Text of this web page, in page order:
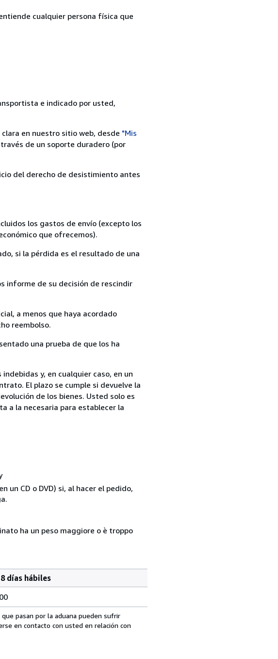
cualquier persona física que
e indicado por usted,
en nuestro sitio web, desde "Mis
de un soporte duradero (por
del derecho de desistimiento antes
los gastos de envío (excepto los
que ofrecemos).
si la pérdida es el resultado de una
informe de su decisión de rescindir
a menos que haya acordado
reembolso.
una prueba de que los ha
y, en cualquier caso, en un
El plazo se cumple si devuelve la
de los bienes. Usted solo es
a la necesaria para establecer la
un CD o DVD) si, al hacer el pedido,
ha un peso maggiore o è troppo
días hábiles
pasan por la aduana pueden sufrir
en contacto con usted en relación con